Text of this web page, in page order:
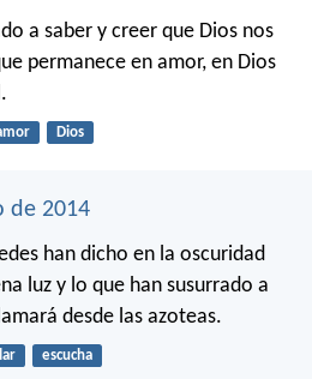
a saber y creer que Dios nos
permanece en amor, en Dios
Dios
de 2014
han dicho en la oscuridad
luz y lo que han susurrado a
desde las azoteas.
escucha